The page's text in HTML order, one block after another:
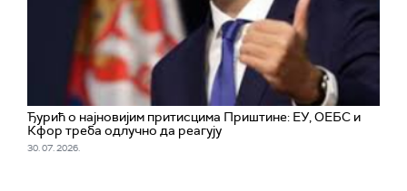
Ђурић о најновијим притисцима Приштине: ЕУ, ОЕБС и
Кфор треба одлучно да реагују
30. 07. 2026.